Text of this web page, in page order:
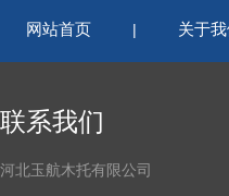
网站首页 | 关于
联系我们
河北玉航木托有限公司